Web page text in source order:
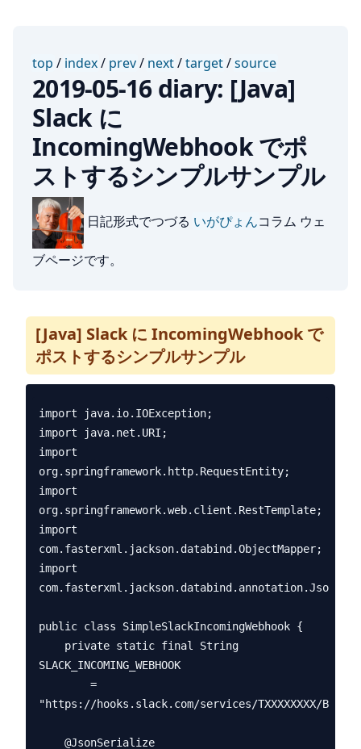
top / index/ prev/ next/target/source
2019-05-16 diary: [Java]
Slack に
IncomingWebhook でポ
ストするシンプルサンプル
日記形式でつづる いがぴょんコラム ウェ
ブページです。
[Java] Slack に IncomingWebhook で
ポストするシンプルサンプル
import java.io.IOException;
import java.net.URI;
import
org.springframework.http.RequestEntity;
import
org.springframework.web.client.RestTemplate;
import
com.fasterxml.jackson.databind.ObjectMapper;
import
public class SimpleSlackIncomingWebhook {
SLACK_INCOMING_WEBHOOK
"https://hooks.slack.com/services/TXXXXXXXX/